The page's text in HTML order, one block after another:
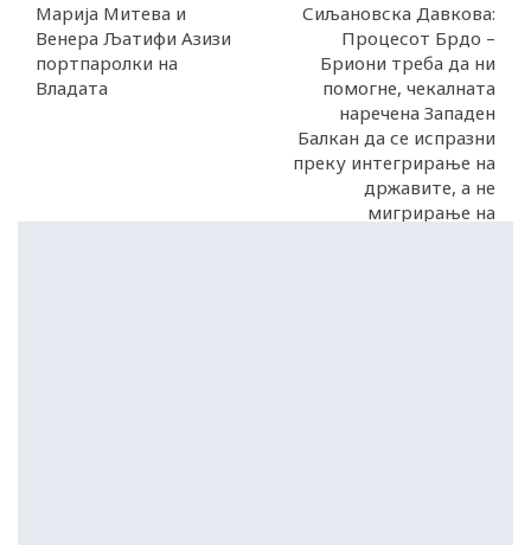
Марија Митева и
Венера Љатифи Азизи
портпаролки на
Владата
Сиљановска Давкова:
Процесот Брдо –
Бриони треба да ни
помогне, чекалната
наречена Западен
Балкан да се испразни
преку интегрирање на
државите, а не
мигрирање на